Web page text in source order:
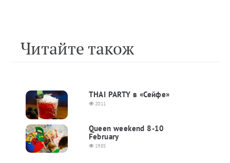
Читайте також
THAI PARTY в «Сейфе»
2011
Queen weekend 8-10
February
1985